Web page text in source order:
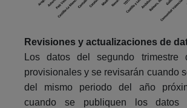
Revisiones y actualizaciones de
Los datos del segundo trimestre
provisionales y se revisarán cuando
del mismo periodo del año
cuando se publiquen los datos